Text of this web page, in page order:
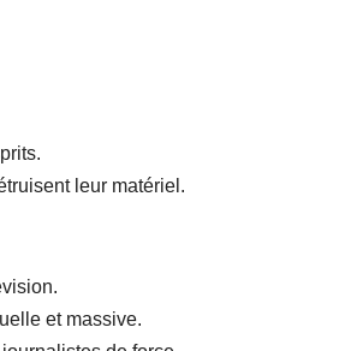
leur matériel.
et massive.